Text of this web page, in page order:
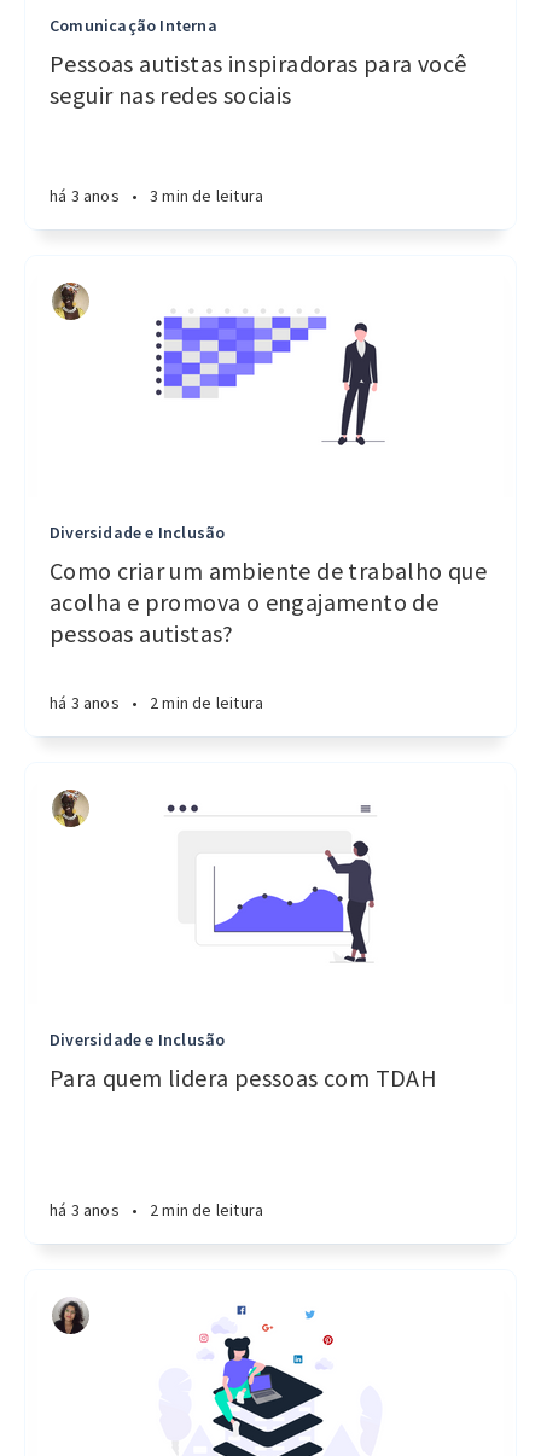
Comunicação Interna
Pessoas autistas inspiradoras para você
seguir nas redes sociais
há 3 anos • 3 min de leitura
Diversidade e Inclusão
Como criar um ambiente de trabalho que
acolha e promova o engajamento de
pessoas autistas?
há 3 anos • 2 min de leitura
Diversidade e Inclusão
Para quem lidera pessoas com TDAH
há 3 anos • 2 min de leitura